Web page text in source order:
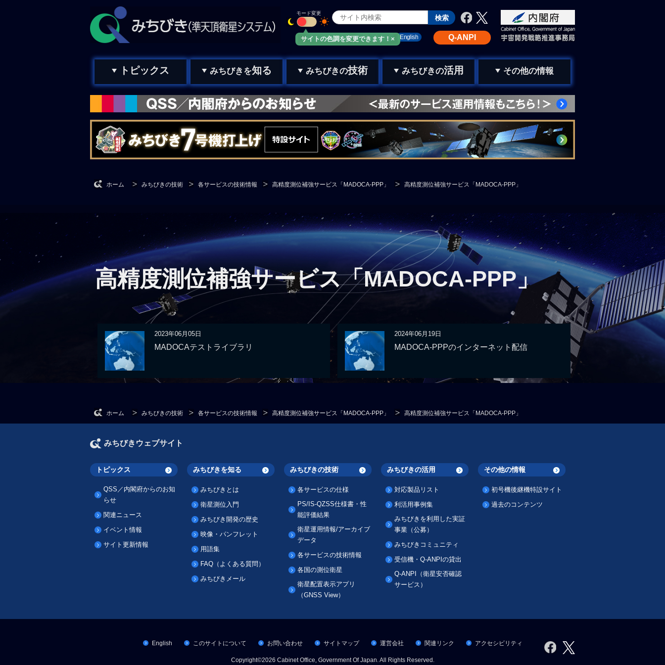
サイトの色調を変更できます！×
モード変更
Q-ANPI
English
お問い合わせ
みちびきメール
トピックス みちびきを知る みちびきの技術 みちびきの活用 その他の情報
ホーム みちびきの技術 各サービスの技術情報 高精度測位補強サービス「MADOCA-PPP」 高精度測位補強サービス「MADOCA-PPP」
高精度測位補強サービス「MADOCA-PPP」
2023年06月05日
MADOCAテストライブラリ
2024年06月19日
MADOCA-PPPのインターネット配信
ホーム みちびきの技術 各サービスの技術情報 高精度測位補強サービス「MADOCA-PPP」 高精度測位補強サービス「MADOCA-PPP」
みちびきウェブサイト
トピックス
QSS／内閣府からのお知
らせ
関連ニュース
イベント情報
サイト更新情報
みちびきを知る
みちびきとは
衛星測位入門
みちびき開発の歴史
映像・パンフレット
用語集
FAQ（よくある質問）
みちびきメール
みちびきの技術
各サービスの仕様
PS/IS-QZSS仕様書・性
能評価結果
衛星運用情報/アーカイブ
データ
各サービスの技術情報
各国の測位衛星
衛星配置表示アプリ
（GNSS View）
みちびきの活用
対応製品リスト
利活用事例集
みちびきを利用した実証
事業（公募）
みちびきコミュニティ
受信機・Q-ANPIの貸出
Q-ANPI（衛星安否確認
サービス）
その他の情報
初号機後継機特設サイト
過去のコンテンツ
English このサイトについて お問い合わせ サイトマップ 運営会社 関連リンク アクセシビリティ
Copyright©2026 Cabinet Office, Government Of Japan.All Rights Reserved.